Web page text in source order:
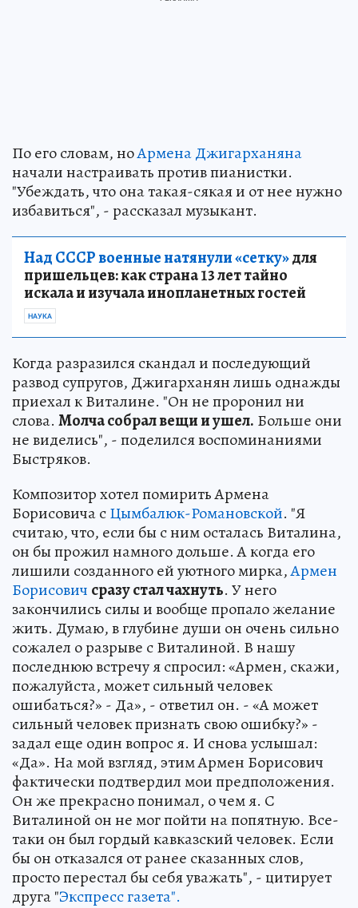
По его словам, ноАрмена Джигарханяна
начали настраивать против пианистки.
"Убеждать, что она такая-сякая и от нее нужно
избавиться", - рассказал музыкант.
Над СССР военные натянули «сетку»для
пришельцев: как страна 13 лет тайно
искала и изучала инопланетных гостей
НАУКА
Когда разразился скандал и последующий
развод супругов, Джигарханян лишь однажды
приехал к Виталине. "Он не проронил ни
слова. Молча собрал вещи и ушел. Больше они
не виделись", - поделился воспоминаниями
Быстряков.
Композитор хотел помирить Армена
Борисовича сЦымбалюк-Романовской. "Я
считаю, что, если бы с ним осталась Виталина,
он бы прожил намного дольше. А когда его
лишили созданного ей уютного мирка,Армен
Борисович сразу стал чахнуть. У него
закончились силы и вообще пропало желание
жить. Думаю, в глубине души он очень сильно
сожалел о разрыве с Виталиной. В нашу
последнюю встречу я спросил: «Армен, скажи,
пожалуйста, может сильный человек
ошибаться?» - Да», - ответил он. - «А может
сильный человек признать свою ошибку?» -
задал еще один вопрос я. И снова услышал:
«Да». На мой взгляд, этим Армен Борисович
фактически подтвердил мои предположения.
Он же прекрасно понимал, о чем я. С
Виталиной он не мог пойти на попятную. Все-
таки он был гордый кавказский человек. Если
бы он отказался от ранее сказанных слов,
просто перестал бы себя уважать", - цитирует
друга "Экспресс газета".